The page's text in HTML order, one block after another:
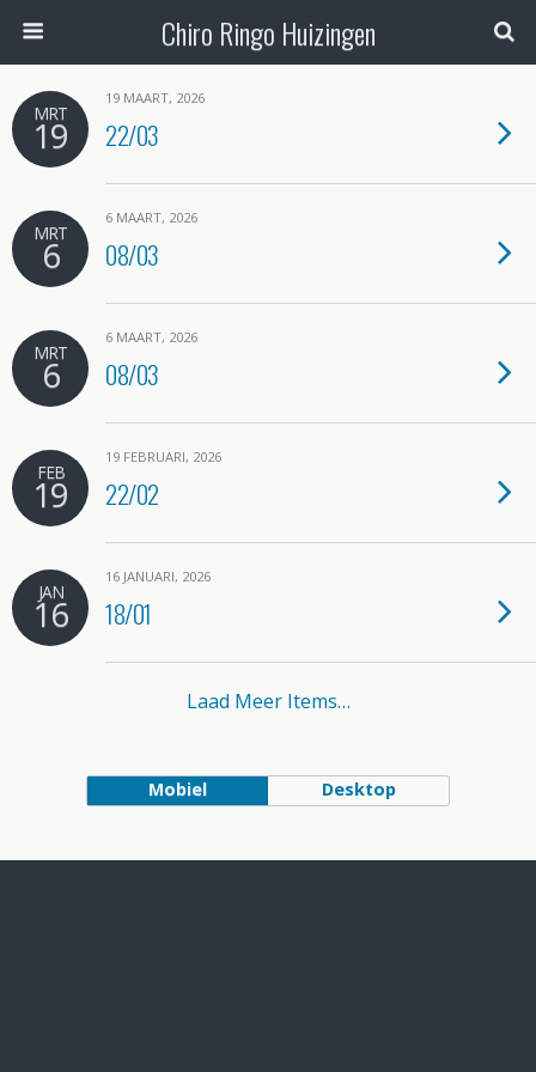
Chiro Ringo Huizingen
MRT
19
19 MAART, 2026
22/03
MRT
6
6 MAART, 2026
08/03
MRT
6
6 MAART, 2026
08/03
FEB
19
19 FEBRUARI, 2026
22/02
JAN
16
16 JANUARI, 2026
18/01
Laad Meer Items…
Mobiel Desktop